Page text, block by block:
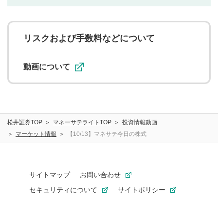
ことを承諾したものとします。また、利用者は、コメント
に関する著作者人格権を行使しないことに同意します。利
用者が投稿したコメントは、当社サービスの広告・宣伝、
ることがあります。
リスクおよび手数料などについて
動画について
松井証券TOP マネーサテライトTOP
投資情報動画
マーケット情報
【10/13】マネサテ今日の株式
サイトマップ
お問い合わせ
セキュリティについて
サイトポリシー